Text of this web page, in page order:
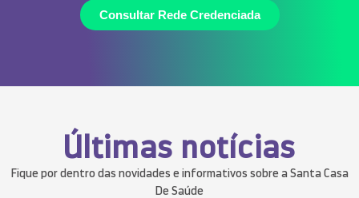
Consultar Rede Credenciada
Últimas notícias
Fique por dentro das novidades e informativos sobre a Santa Casa
De Saúde